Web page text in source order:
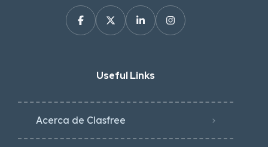
Useful Links
Acerca de Clasfree